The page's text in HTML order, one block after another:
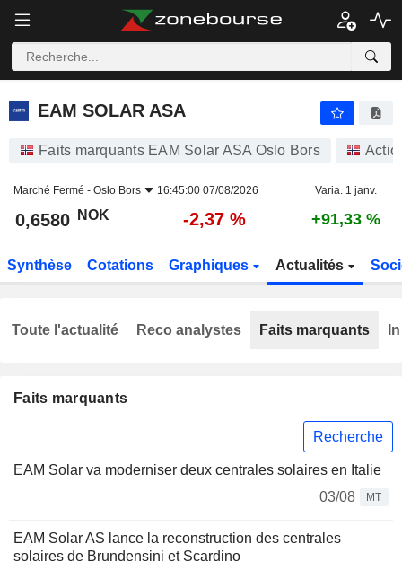
EAM SOLAR ASA
EAM SOLAR ASA
Faits marquants EAM Solar ASA Oslo Bors
Marché Fermé - Oslo Bors 16:45:00 07/08/2026 Varia. 1 janv.
0,6580 NOK -2,37 % +91,33 %
Synthèse Cotations Graphiques Actualités
Faits marquants
Recherche
EAM Solar va moderniser deux centrales solaires en Italie
03/08
MT
EAM Solar AS lance la reconstruction des centrales
solaires de Brundensini et Scardino
Toute l'actualité Reco analystes Faits marquants